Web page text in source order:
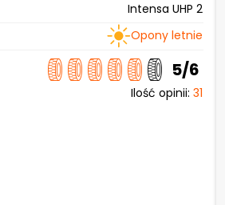
Intensa UHP 2
Opony letnie
5/6
Ilość opinii: 31